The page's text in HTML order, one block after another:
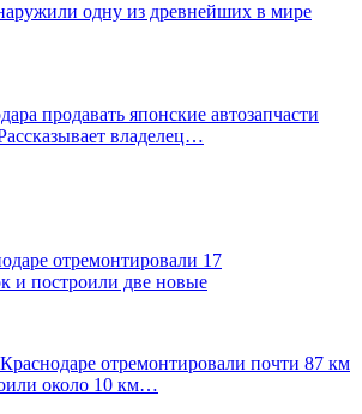
одну из древнейших в мире
продавать японские автозапчасти
владелец…
отремонтировали 17
и построили две новые
отремонтировали почти 87 км
около 10 км…